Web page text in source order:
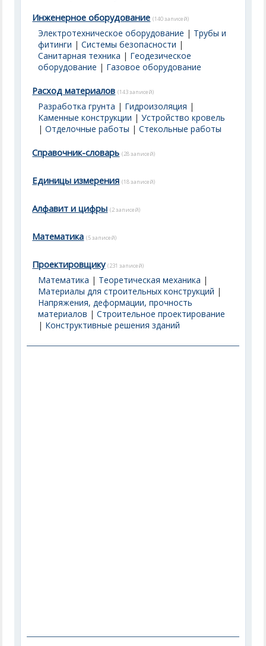
Инженерное оборудование (140 записей)
Электротехническое оборудование | Трубы и
фитинги |Системы безопасности |
Санитарная техника | Геодезическое
оборудование | Газовое оборудование
Расход материалов (143 записей)
Разработка грунта | Гидроизоляция |
Каменные конструкции |Устройство кровель
|Отделочные работы |Стекольные работы
Справочник-словарь (28 записей)
Единицы измерения (18 записей)
Алфавит и цифры (2 записей)
Математика (5 записей)
Проектировщику (231 записей)
Математика | Теоретическая механика |
Материалы для строительных конструкций |
Напряжения, деформации, прочность
материалов |Строительное проектирование
| Конструктивные решения зданий